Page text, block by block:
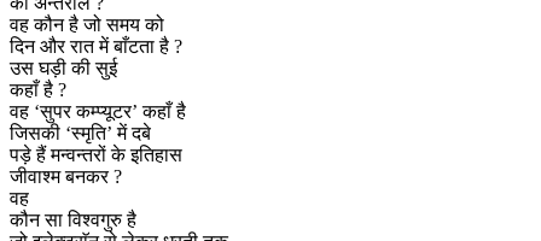
वह कौन है जो समय को
दिन और रात में बाँटता है ?
उस घड़ी की सुई
कहाँ है ?
वह ‘सुपर कम्प्यूटर’ कहाँ है
जिसकी ‘स्मृति’ में दबे
पड़े हैं मन्वन्तरों के इतिहास
जीवाश्म बनकर ?
वह
कौन सा विश्वगुरु है